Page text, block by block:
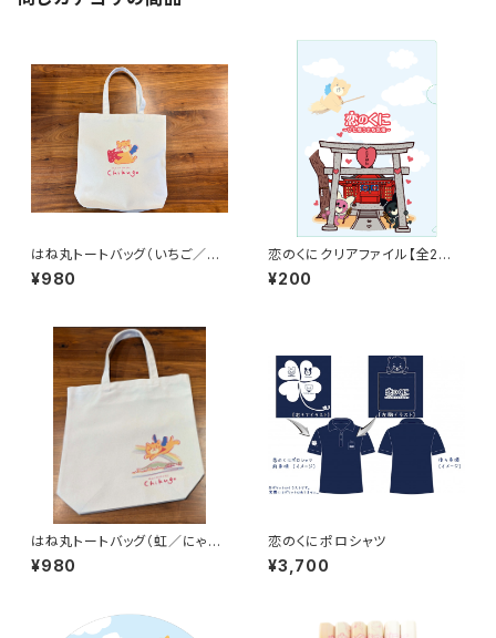
はね丸トートバッグ（いちご／に
ゃんちむデザイン）
¥980
恋のくにクリアファイル【全2種
類】
¥200
はね丸トートバッグ（虹／にゃん
ちむデザイン）
¥980
恋のくにポロシャツ
¥3,700